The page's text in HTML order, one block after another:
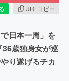
URLコピー
日本一周」を
歳独身女が巡
り遂げるチカ